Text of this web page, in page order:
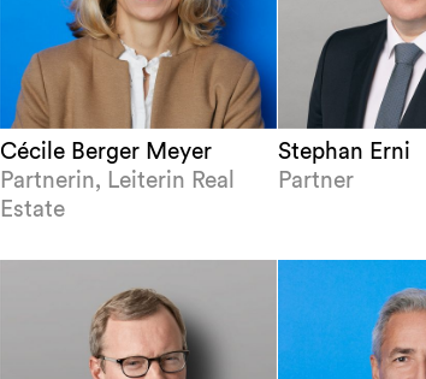
Cécile Berger Meyer
Partnerin, Leiterin Real
Estate
Stephan Erni
Partner